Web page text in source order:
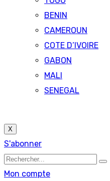
BENIN
CAMEROUN
COTE D’IVOIRE
GABON
MALI
SENEGAL
X
S'abonner
Mon compte